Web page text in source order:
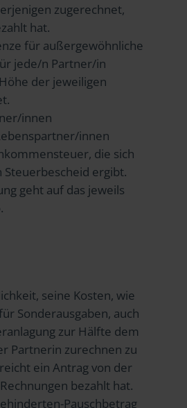
zugerechnet,
hat.
für außergewöhnliche
jede/n Partner/in
der jeweiligen
innen
innen
die sich
Steuerbescheid ergibt.
geht auf das jeweils
seine Kosten, wie
Sonderausgaben, auch
zur Hälfte dem
Partnerin zurechnen zu
ein Antrag von der
bezahlt hat.
Pauschbetrag